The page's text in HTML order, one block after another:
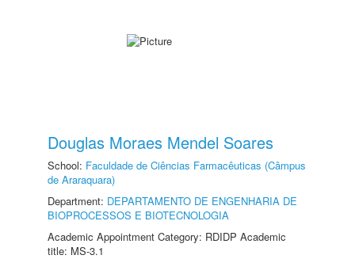
Douglas Moraes Mendel Soares
School: Faculdade de Ciências Farmacêuticas (Câmpus
de Araraquara)
Department: DEPARTAMENTO DE ENGENHARIA DE
BIOPROCESSOS E BIOTECNOLOGIA
Academic Appointment Category: RDIDP Academic
title: MS-3.1